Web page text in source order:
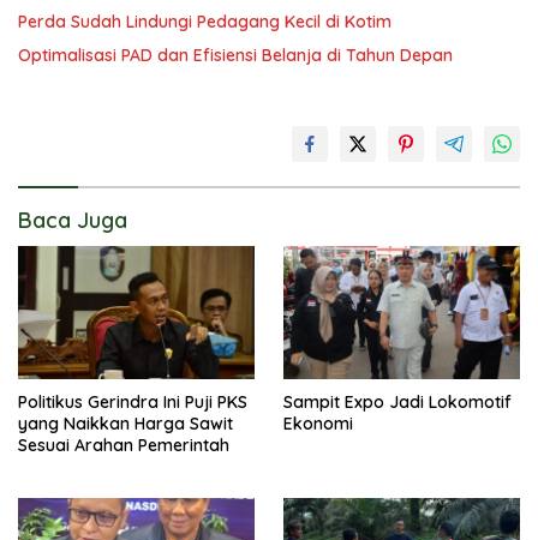
Perda Sudah Lindungi Pedagang Kecil di Kotim
Optimalisasi PAD dan Efisiensi Belanja di Tahun Depan
Baca Juga
Politikus Gerindra Ini Puji PKS
yang Naikkan Harga Sawit
Sesuai Arahan Pemerintah
Sampit Expo Jadi Lokomotif
Ekonomi